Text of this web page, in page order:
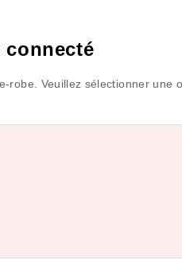
connecté
Veuillez sélectionner une